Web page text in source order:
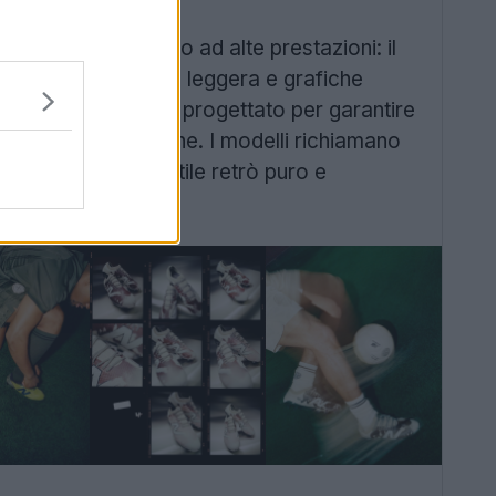
di scarpe da calcio ad alte prestazioni: il
una suola leggera e grafiche
Elite Low FG v5, progettato per garantire
sul tallone. I modelli richiamano
che uno stile retrò puro e